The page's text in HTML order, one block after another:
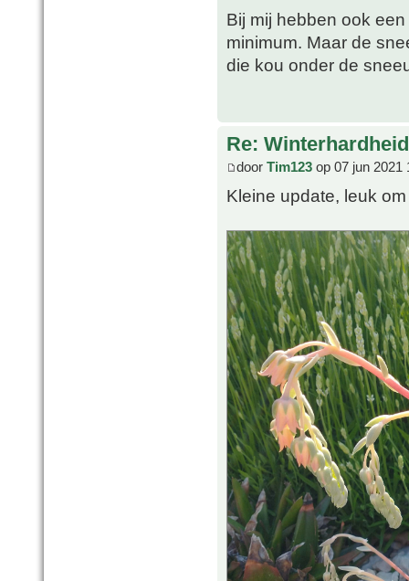
Bij mij hebben ook
minimum. Maar de
die kou onder de
Re:
door Tim123 op 07 jun 2021
Kleine update, leuk